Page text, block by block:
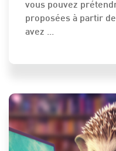
vous pouvez
proposées à partir
avez ...